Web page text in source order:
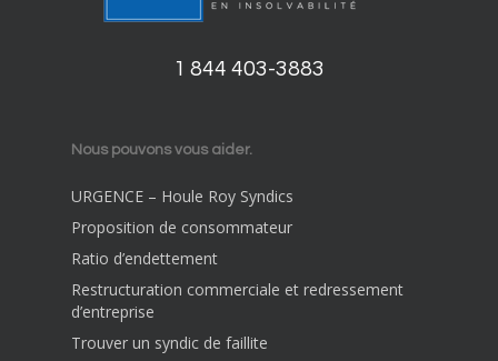
1 844 403-3883
Nous pouvons vous aider.
URGENCE – Houle Roy Syndics
Proposition de consommateur
Ratio d’endettement
Restructuration commerciale et redressement
d’entreprise
Trouver un syndic de faillite